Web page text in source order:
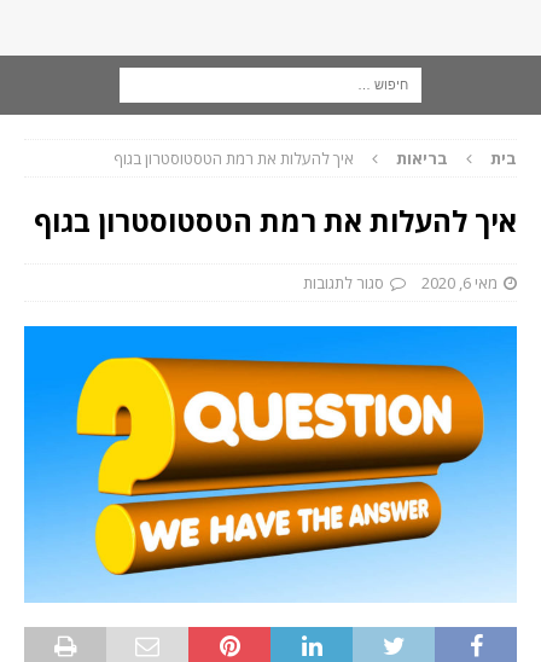
בית בריאות איך להעלות את רמת הטסטוסטרון בגוף
איך להעלות את רמת הטסטוסטרון בגוף
מאי 6, 2020 סגור לתגובות